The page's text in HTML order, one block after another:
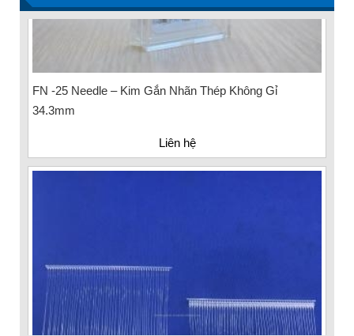
FN -25 Needle – Kim Gắn Nhãn Thép Không Gỉ
34.3mm